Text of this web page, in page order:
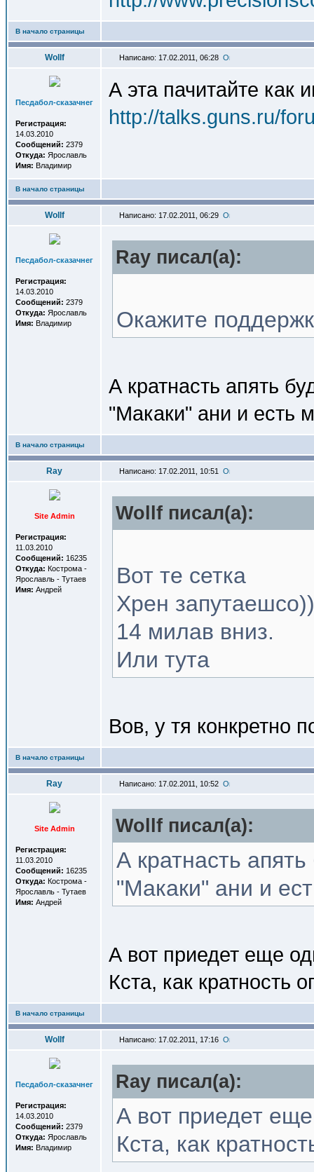
В начало страницы
Wollf Написано: 17.02.2011, 06:28
Песдабол-сказачнег
Регистрация:
14.03.2010
Сообщений: 2379
Откуда: Ярославль
Имя: Владимир
А эта пачитайте как
http://talks.guns.ru/
В начало страницы
Wollf Написано: 17.02.2011, 06:29
Песдабол-сказачнег
Регистрация:
14.03.2010
Сообщений: 2379
Откуда: Ярославль
Имя: Владимир
Ray писал(a):
Окажите
А кратнасть апять
"Макаки" ани и есть
В начало страницы
Ray Написано: 17.02.2011, 10:51
Site Admin
Регистрация:
11.03.2010
Сообщений: 16235
Откуда: Кострома -
Ярославль - Тутаев
Имя: Андрей
Wollf писал(a):
Вот те сетка
Хрен
14 милав вниз.
Или тута
Вов, у тя конкретно
В начало страницы
Ray Написано: 17.02.2011, 10:52
Site Admin
Регистрация:
11.03.2010
Сообщений: 16235
Откуда: Кострома -
Ярославль - Тутаев
Имя: Андрей
Wollf писал(a):
А кратнасть
"Макаки" ани и
А вот приедет еще
Кста, как кратность
В начало страницы
Wollf Написано: 17.02.2011, 17:16
Песдабол-сказачнег
Регистрация:
14.03.2010
Сообщений: 2379
Откуда: Ярославль
Имя: Владимир
Ray писал(a):
А вот приедет
Кста, как